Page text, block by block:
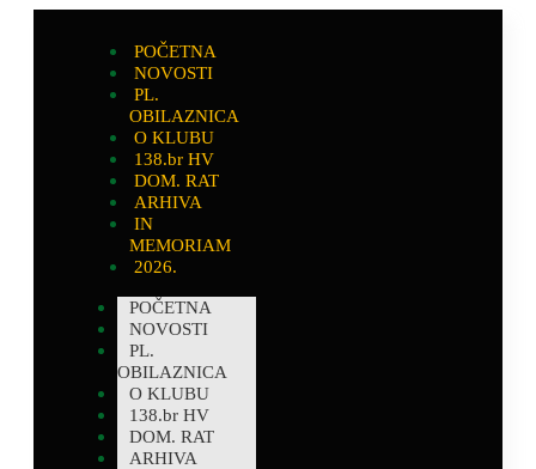
POČETNA
NOVOSTI
PL.
OBILAZNICA
O KLUBU
138.br HV
DOM. RAT
ARHIVA
IN
MEMORIAM
2026.
POČETNA
NOVOSTI
PL.
OBILAZNICA
O KLUBU
138.br HV
DOM. RAT
ARHIVA